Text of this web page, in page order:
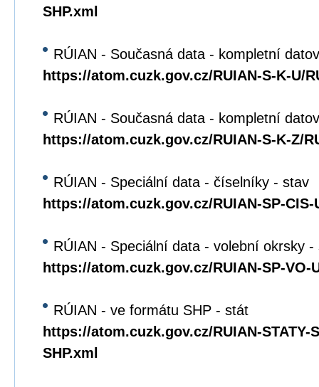
SHP.xml
RÚIAN - Současná data - kompletní
https://atom.cuzk.gov.cz/RUIAN-S-K-U/
RÚIAN - Současná data - kompletní
https://atom.cuzk.gov.cz/RUIAN-S-K-Z/
RÚIAN - Speciální data - číselníky - stav
https://atom.cuzk.gov.cz/RUIAN-SP-CIS-
RÚIAN - Speciální data - volební okrsky -
https://atom.cuzk.gov.cz/RUIAN-SP-VO-
RÚIAN - ve formátu SHP - stát
https://atom.cuzk.gov.cz/RUIAN-STATY-
SHP.xml